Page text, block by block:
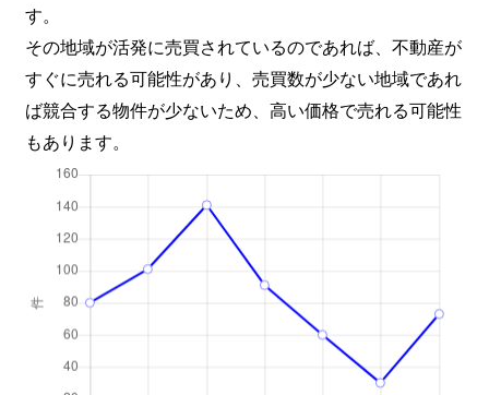
す。
その地域が活発に売買されているのであれば、不動産が
すぐに売れる可能性があり、売買数が少ない地域であれ
ば競合する物件が少ないため、高い価格で売れる可能性
もあります。